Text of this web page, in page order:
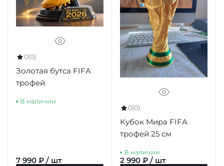
0(0)
Золотая бутса FIFA
трофей
В наличии
7 990 ₽ / шт
0(0)
Кубок Мира FIFA
трофей 25 см
В наличии
2 990 ₽ / шт